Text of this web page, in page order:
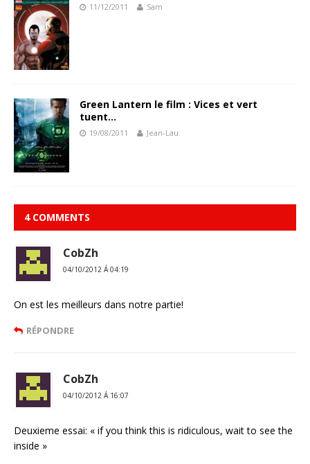
11/12/2011 Sam
Green Lantern le film : Vices et vert
tuent…
19/08/2011 Jean-Lau
4 COMMENTS
CobZh
04/10/2012 Á 04:19
On est les meilleurs dans notre partie!
RÉPONDRE
CobZh
04/10/2012 Á 16:07
Deuxieme essai: « if you think this is ridiculous, wait to see the
inside »